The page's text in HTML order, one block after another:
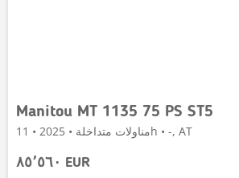
Manitou MT 1135 75 PS ST5
مناولات متداخلة • 2025 • 11h • -, AT
٨٥٬٥٦٠ EUR